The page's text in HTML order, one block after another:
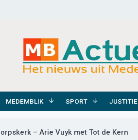
MEDEMBLIK SPORT JUSTITIE
– Arie Vuyk met Tot de Kern